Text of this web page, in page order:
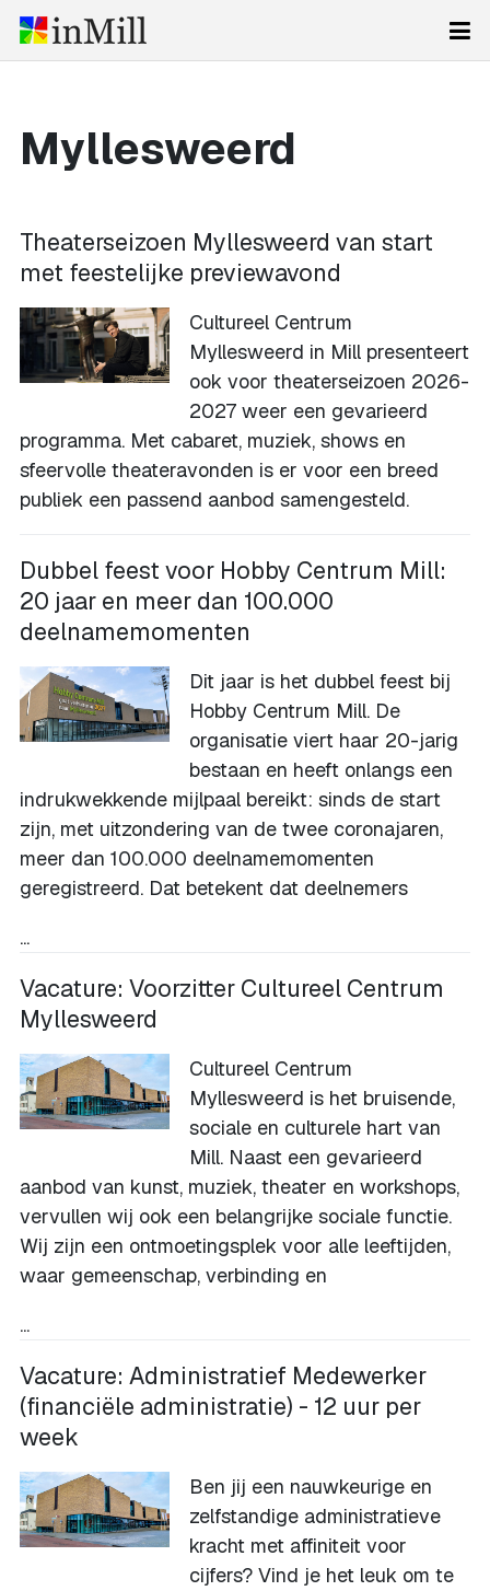
Myllesweerd
Theaterseizoen Myllesweerd van start
met feestelijke previewavond
Cultureel Centrum
Myllesweerd in Mill presenteert
ook voor theaterseizoen 2026-
2027 weer een gevarieerd
programma. Met cabaret, muziek, shows en
sfeervolle theateravonden is er voor een breed
publiek een passend aanbod samengesteld.
Dubbel feest voor Hobby Centrum Mill:
20 jaar en meer dan 100.000
deelnamemomenten
Dit jaar is het dubbel feest bij
Hobby Centrum Mill. De
organisatie viert haar 20-jarig
bestaan en heeft onlangs een
indrukwekkende mijlpaal bereikt: sinds de start
zijn, met uitzondering van de twee coronajaren,
meer dan 100.000 deelnamemomenten
geregistreerd. Dat betekent dat deelnemers
...
Vacature: Voorzitter Cultureel Centrum
Myllesweerd
Cultureel Centrum
Myllesweerd is het bruisende,
sociale en culturele hart van
Mill. Naast een gevarieerd
aanbod van kunst, muziek, theater en workshops,
vervullen wij ook een belangrijke sociale functie.
Wij zijn een ontmoetingsplek voor alle leeftijden,
waar gemeenschap, verbinding en
...
Vacature: Administratief Medewerker
(financiële administratie) - 12 uur per
week
Ben jij een nauwkeurige en
zelfstandige administratieve
kracht met affiniteit voor
cijfers? Vind je het leuk om te